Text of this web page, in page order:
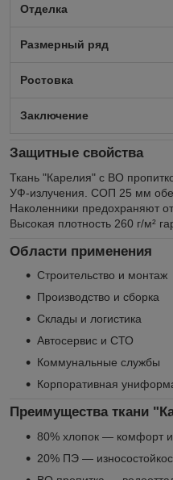
Отделка
Размерный ряд
Ростовка
Заключение
Защитные свойства
Ткань "Карелия" с ВО
УФ-излучения. СОП 25 мм
Наколенники предохраняют
Высокая плотность 260 г/м²
Области применения
Строительство и монтаж
Производство и сборка
Склады и логистика
Автосервис и СТО
Коммунальные службы
Корпоративная
Преимущества ткани
80% хлопок — комфорт и
20% ПЭ —